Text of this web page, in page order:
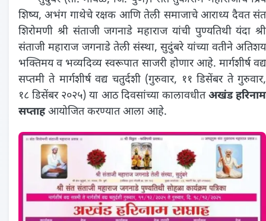
शिष्य, अभंग गाथेचे रक्षक आणि तेली समाजाचे आराध्य दैवत संत
शिरोमणी श्री संताजी जगनाडे महाराज यांची पुण्यतिथी यंदा श्री
संताजी महाराज जगनाडे तेली संस्था, सुदुंबरे यांच्या वतीने अतिशय
भक्तिमय व भव्यदिव्य स्वरूपात साजरी होणार आहे. मार्गशीर्ष वद्य
सप्तमी ते मार्गशीर्ष वद्य चतुर्दशी (गुरुवार, ११ डिसेंबर ते गुरुवार,
१८ डिसेंबर २०२५) या आठ दिवसांच्या कालावधीतअखंड हरिनाम
सप्ताहआयोजित करण्यात आला आहे.